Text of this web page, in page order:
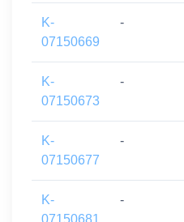
K-
07150669
-
K-
07150673
-
K-
07150677
-
K-
07150681
-